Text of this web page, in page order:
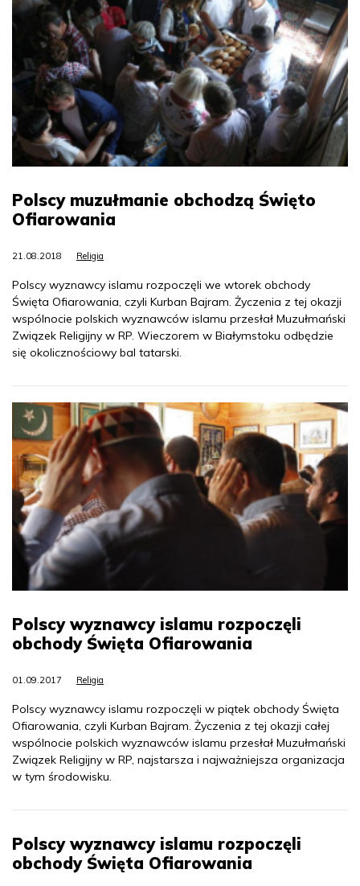
Polscy muzułmanie obchodzą Święto
Ofiarowania
21.08.2018 Religia
Polscy wyznawcy islamu rozpoczęli we wtorek obchody
Święta Ofiarowania, czyli Kurban Bajram. Życzenia z tej okazji
wspólnocie polskich wyznawców islamu przesłał Muzułmański
Związek Religijny w RP. Wieczorem w Białymstoku odbędzie
się okolicznościowy bal tatarski.
Polscy wyznawcy islamu rozpoczęli
obchody Święta Ofiarowania
01.09.2017 Religia
Polscy wyznawcy islamu rozpoczęli w piątek obchody Święta
Ofiarowania, czyli Kurban Bajram. Życzenia z tej okazji całej
wspólnocie polskich wyznawców islamu przesłał Muzułmański
Związek Religijny w RP, najstarsza i najważniejsza organizacja
w tym środowisku.
Polscy wyznawcy islamu rozpoczęli
obchody Święta Ofiarowania